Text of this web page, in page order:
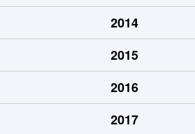
2014
2015
2016
2017